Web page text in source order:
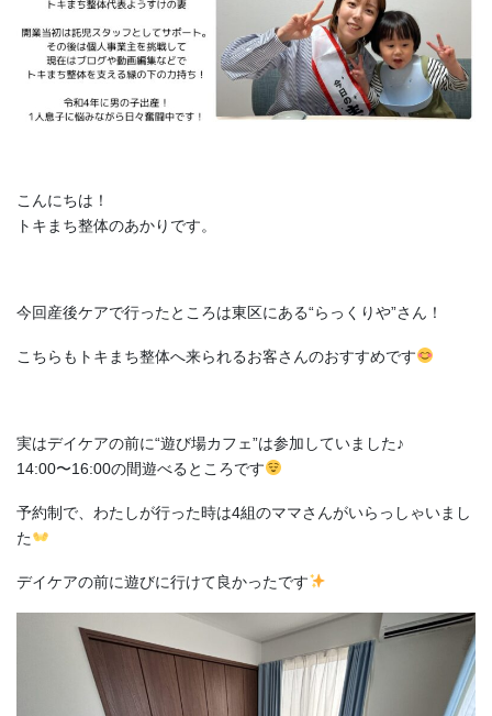
こんにちは！
トキまち整体のあかりです。
今回産後ケアで行ったところは東区にある“らっくりや”さん！
こちらもトキまち整体へ来られるお客さんのおすすめです
実はデイケアの前に“遊び場カフェ”は参加していました♪
14:00〜16:00の間遊べるところです
予約制で、わたしが行った時は4組のママさんがいらっしゃいまし
た
デイケアの前に遊びに行けて良かったです